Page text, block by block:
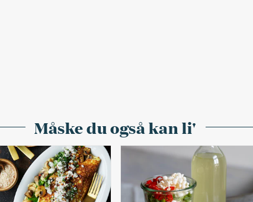
Måske du også kan li'